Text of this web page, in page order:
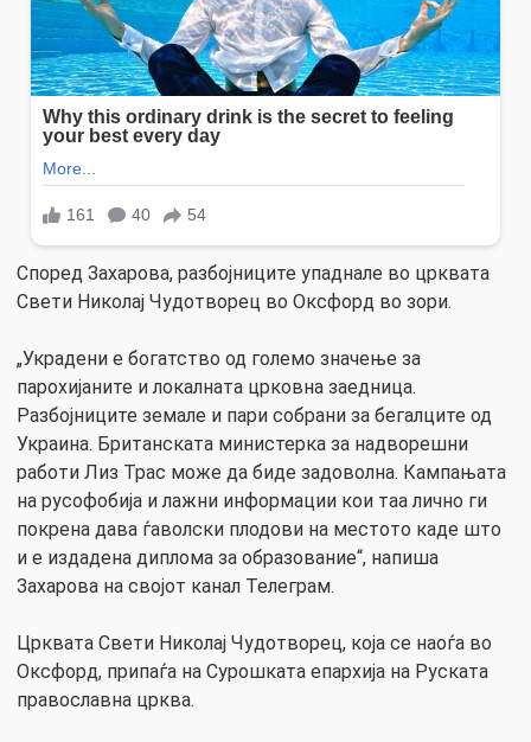
Според Захарова, разбојниците упаднале во црквата
Свети Николај Чудотворец во Оксфорд во зори.
„Украдени е богатство од големо значење за
парохијаните и локалната црковна заедница.
Разбојниците земале и пари собрани за бегалците од
Украина. Британската министерка за надворешни
работи Лиз Трас може да биде задоволна. Кампањата
на русофобија и лажни информации кои таа лично ги
покрена дава ѓаволски плодови на местото каде што
и е издадена диплома за образование“, напиша
Захарова на својот канал Телеграм.
Црквата Свети Николај Чудотворец, која се наоѓа во
Оксфорд, припаѓа на Сурошката епархија на Руската
православна црква.